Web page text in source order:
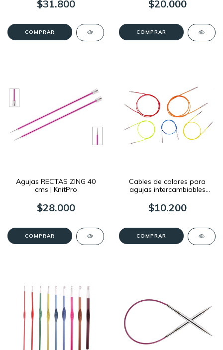
$31.800
COMPRAR
$20.000
COMPRAR
Agujas RECTAS ZING 40
cms | KnitPro
$28.000
COMPRAR
Cables de colores para
agujas intercambiables
$10.200
COMPRAR